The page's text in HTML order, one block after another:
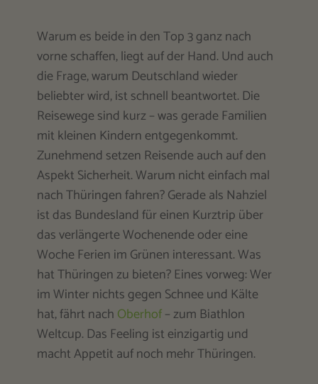
Warum es beide in den Top 3 ganz nach
vorne schaffen, liegt auf der Hand. Und auch
die Frage, warum Deutschland wieder
beliebter wird, ist schnell beantwortet. Die
Reisewege sind kurz – was gerade Familien
mit kleinen Kindern entgegenkommt.
Zunehmend setzen Reisende auch auf den
Aspekt Sicherheit. Warum nicht einfach mal
nach Thüringen fahren? Gerade als Nahziel
ist das Bundesland für einen Kurztrip über
das verlängerte Wochenende oder eine
Woche Ferien im Grünen interessant. Was
hat Thüringen zu bieten? Eines vorweg: Wer
im Winter nichts gegen Schnee und Kälte
hat, fährt nach Oberhof– zum Biathlon
Weltcup. Das Feeling ist einzigartig und
macht Appetit auf noch mehr Thüringen.